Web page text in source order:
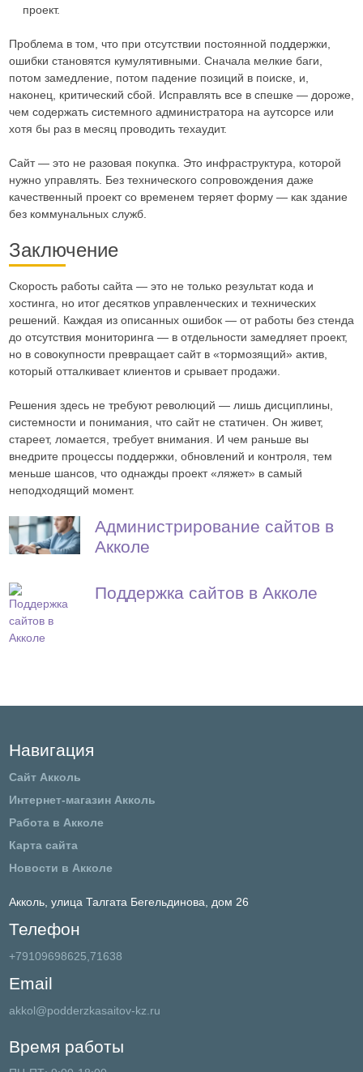
проект.
Проблема в том, что при отсутствии постоянной поддержки,
ошибки становятся кумулятивными. Сначала мелкие баги,
потом замедление, потом падение позиций в поиске, и,
наконец, критический сбой. Исправлять все в спешке — дороже,
чем содержать системного администратора на аутсорсе или
хотя бы раз в месяц проводить техаудит.
Сайт — это не разовая покупка. Это инфраструктура, которой
нужно управлять. Без технического сопровождения даже
качественный проект со временем теряет форму — как здание
без коммунальных служб.
Заключение
Скорость работы сайта — это не только результат кода и
хостинга, но итог десятков управленческих и технических
решений. Каждая из описанных ошибок — от работы без стенда
до отсутствия мониторинга — в отдельности замедляет проект,
но в совокупности превращает сайт в «тормозящий» актив,
который отталкивает клиентов и срывает продажи.
Решения здесь не требуют революций — лишь дисциплины,
системности и понимания, что сайт не статичен. Он живет,
стареет, ломается, требует внимания. И чем раньше вы
внедрите процессы поддержки, обновлений и контроля, тем
меньше шансов, что однажды проект «ляжет» в самый
неподходящий момент.
Администрирование сайтов в
Акколе
Поддержка сайтов в Акколе
Навигация
Сайт Акколь
Интернет-магазин Акколь
Работа в Акколе
Карта сайта
Новости в Акколе
Акколь, улица Талгата Бегельдинова, дом 26
Телефон
+79109698625,71638
Email
akkol@podderzkasaitov-kz.ru
Время работы